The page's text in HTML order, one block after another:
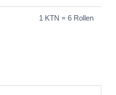
1 KTN = 6 Rollen